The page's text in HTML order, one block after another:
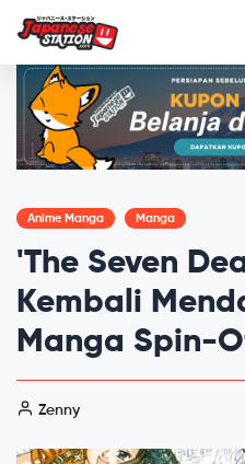
Anime Manga Manga
'The Seven
Kembali
Manga Spin-
Zenny